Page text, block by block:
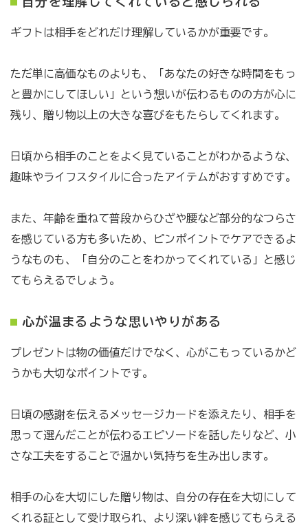
ギフトは相手をどれだけ理解しているかが重要です。
ただ単に高価なものよりも、「あなたの好きな時間をもっ
と豊かにしてほしい」という想いが伝わるものの方が心に
残り、贈り物以上の大きな喜びをもたらしてくれます。
日頃から相手のことをよく見ていることがわかるような、
趣味やライフスタイルに合ったアイテムがおすすめです。
また、年齢を重ねて普段からひざや腰など部分的なつらさ
を感じている方も多いため、ピンポイントでケアできるよ
うなものも、「自分のことをわかってくれている」と感じ
てもらえるでしょう。
心が温まるような思いやりがある
プレゼントは物の価値だけでなく、心がこもっているかど
うかも大切なポイントです。
日頃の感謝を伝えるメッセージカードを添えたり、相手を
思って選んだことが伝わるエピソードを話したりなど、小
さな工夫をすることで温かい気持ちを生み出します。
相手の心を大切にした贈り物は、自分の存在を大切にして
くれる証として受け取られ、より深い絆を感じてもらえる